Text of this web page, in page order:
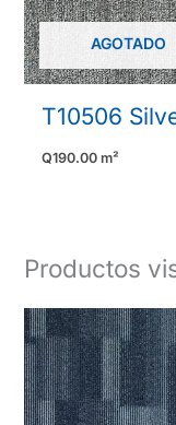
AGOTADO
T10506
Q190.00 m²
Productos